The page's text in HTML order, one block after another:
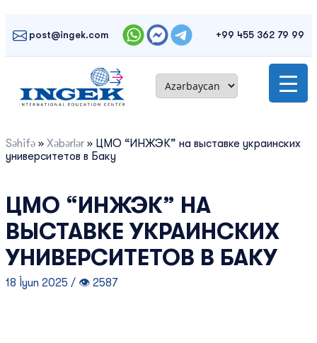
contentpost@ingek.com +99 455 362 79 99
Səhifə » Xəbərlər » ЦМО “ИНЖЭК” на выставке украинских
университетов в Баку
ЦМО “ИНЖЭК” НА
ВЫСТАВКЕ УКРАИНСКИХ
УНИВЕРСИТЕТОВ В БАКУ
18 İyun 2025 / 👁 2587